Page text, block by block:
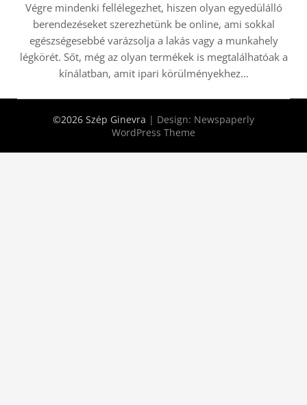
Végre mindenki fellélegezhet, hiszen olyan egyedülálló
berendezéseket szerezhetünk be online, ami sokkal
egészségesebbé varázsolja a lakás vagy a munkahely
légkörét. Sőt, még az olyan termékek is megtalálhatóak a
kínálatban, amit ipari körülményekhez…
©2026 Szép Ginevra | Design: Newspaperly
WordPress Theme